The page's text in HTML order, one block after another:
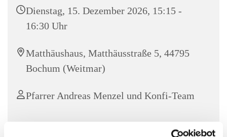
Dienstag, 15. Dezember 2026, 15:15 -
16:30 Uhr
Matthäushaus, Matthäusstraße 5, 44795
Bochum (Weitmar)
Pfarrer Andreas Menzel und Konfi-Team